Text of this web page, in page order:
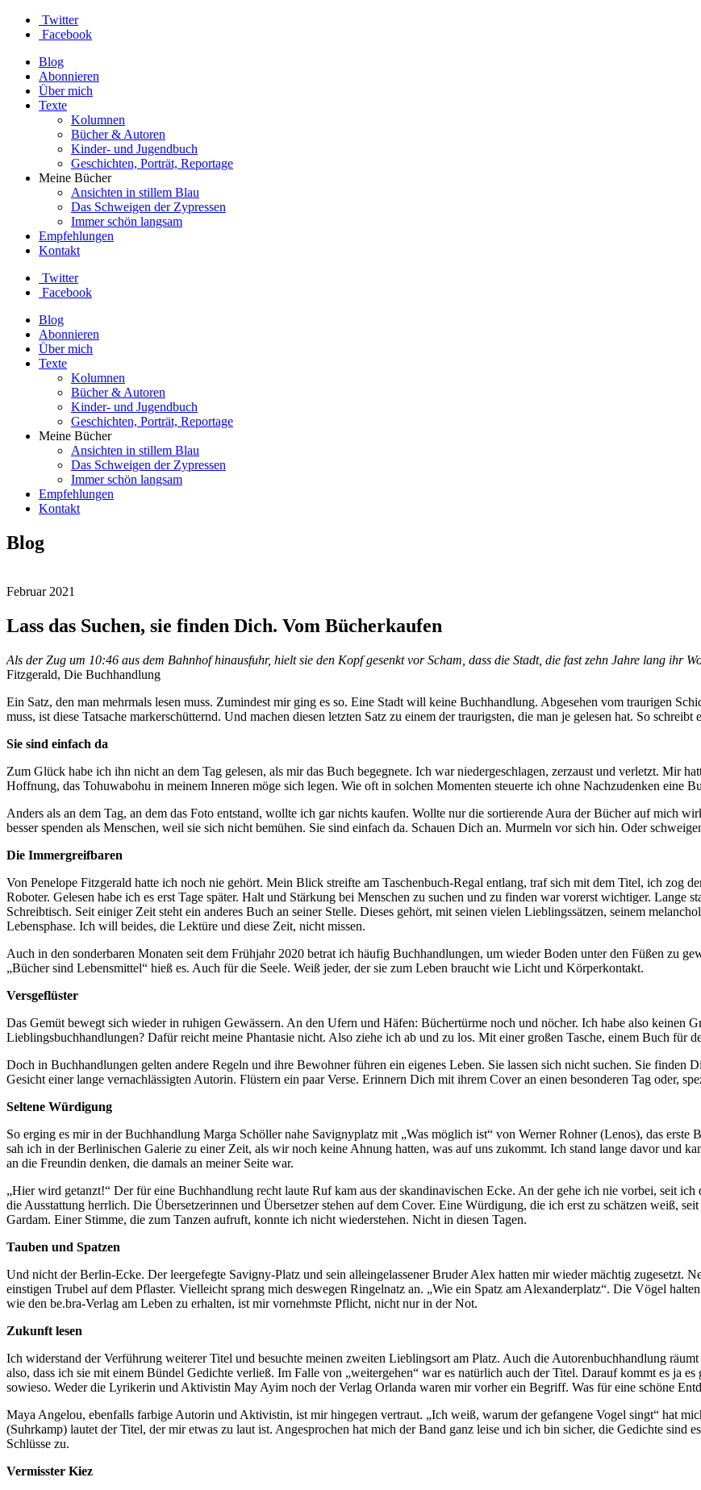
Twitter
Facebook
Blog
Abonnieren
Über mich
Texte
Kolumnen
Bücher & Autoren
Kinder- und Jugendbuch
Geschichten, Porträt, Reportage
Meine Bücher
Ansichten in stillem Blau
Das Schweigen der Zypressen
Immer schön langsam
Empfehlungen
Kontakt
Twitter
Facebook
Blog
Abonnieren
Über mich
Texte
Kolumnen
Bücher & Autoren
Kinder- und Jugendbuch
Geschichten, Porträt, Reportage
Meine Bücher
Ansichten in stillem Blau
Das Schweigen der Zypressen
Immer schön langsam
Empfehlungen
Kontakt
Blog
Februar 2021
Lass das Suchen, sie finden Dich. Vom Bücherkaufen
Als der Zug um 10:46 aus dem Bahnhof hinausfuhr, hielt sie den Kopf gesenkt vor Scham, dass die Stadt, die fast zehn Jahre lang ihr
Fitzgerald, Die Buchhandlung
Ein Satz, den man mehrmals lesen muss. Zumindest mir ging es so. Eine Stadt will keine Buchhandlung. Abgesehen vom traurigen
muss, ist diese Tatsache markerschütternd. Und machen diesen letzten Satz zu einem der traurigsten, die man je gelesen hat. So
Sie sind einfach da
Zum Glück habe ich ihn nicht an dem Tag gelesen, als mir das Buch begegnete. Ich war niedergeschlagen, zerzaust und verletzt. Mir
Hoffnung, das Tohuwabohu in meinem Inneren möge sich legen. Wie oft in solchen Momenten steuerte ich ohne Nachzudenken eine
Anders als an dem Tag, an dem das Foto entstand, wollte ich gar nichts kaufen. Wollte nur die sortierende Aura der Bücher auf mich
besser spenden als Menschen, weil sie sich nicht bemühen. Sie sind einfach da. Schauen Dich an. Murmeln vor sich hin. Oder
Die Immergreifbaren
Von Penelope Fitzgerald hatte ich noch nie gehört. Mein Blick streifte am Taschenbuch-Regal entlang, traf sich mit dem Titel, ich zog
Roboter. Gelesen habe ich es erst Tage später. Halt und Stärkung bei Menschen zu suchen und zu finden war vorerst wichtiger. Lange
Schreibtisch. Seit einiger Zeit steht ein anderes Buch an seiner Stelle. Dieses gehört, mit seinen vielen Lieblingssätzen, seinem
Lebensphase. Ich will beides, die Lektüre und diese Zeit, nicht missen.
Auch in den sonderbaren Monaten seit dem Frühjahr 2020 betrat ich häufig Buchhandlungen, um wieder Boden unter den Füßen zu
„Bücher sind Lebensmittel“ hieß es. Auch für die Seele. Weiß jeder, der sie zum Leben braucht wie Licht und Körperkontakt.
Versgeflüster
Das Gemüt bewegt sich wieder in ruhigen Gewässern. An den Ufern und Häfen: Büchertürme noch und nöcher. Ich habe also keinen
Lieblingsbuchhandlungen? Dafür reicht meine Phantasie nicht. Also ziehe ich ab und zu los. Mit einer großen Tasche, einem Buch für
Doch in Buchhandlungen gelten andere Regeln und ihre Bewohner führen ein eigenes Leben. Sie lassen sich nicht suchen. Sie
Gesicht einer lange vernachlässigten Autorin. Flüstern ein paar Verse. Erinnern Dich mit ihrem Cover an einen besonderen Tag oder,
Seltene Würdigung
So erging es mir in der Buchhandlung Marga Schöller nahe Savignyplatz mit „Was möglich ist“ von Werner Rohner (Lenos), das
sah ich in der Berlinischen Galerie zu einer Zeit, als wir noch keine Ahnung hatten, was auf uns zukommt. Ich stand lange davor und
an die Freundin denken, die damals an meiner Seite war.
„Hier wird getanzt!“ Der für eine Buchhandlung recht laute Ruf kam aus der skandinavischen Ecke. An der gehe ich nie vorbei, seit
die Ausstattung herrlich. Die Übersetzerinnen und Übersetzer stehen auf dem Cover. Eine Würdigung, die ich erst zu schätzen weiß, seit
Gardam. Einer Stimme, die zum Tanzen aufruft, konnte ich nicht wiederstehen. Nicht in diesen Tagen.
Tauben und Spatzen
Und nicht der Berlin-Ecke. Der leergefegte Savigny-Platz und sein alleingelassener Bruder Alex hatten mir wieder mächtig zugesetzt.
einstigen Trubel auf dem Pflaster. Vielleicht sprang mich deswegen Ringelnatz an. „Wie ein Spatz am Alexanderplatz“. Die Vögel
wie den be.bra-Verlag am Leben zu erhalten, ist mir vornehmste Pflicht, nicht nur in der Not.
Zukunft lesen
Ich widerstand der Verführung weiterer Titel und besuchte meinen zweiten Lieblingsort am Platz. Auch die Autorenbuchhandlung
also, dass ich sie mit einem Bündel Gedichte verließ. Im Falle von „weitergehen“ war es natürlich auch der Titel. Darauf kommt es ja
sowieso. Weder die Lyrikerin und Aktivistin May Ayim noch der Verlag Orlanda waren mir vorher ein Begriff. Was für eine schöne
Maya Angelou, ebenfalls farbige Autorin und Aktivistin, ist mir hingegen vertraut. „Ich weiß, warum der gefangene Vogel singt“ hat
(Suhrkamp) lautet der Titel, der mir etwas zu laut ist. Angesprochen hat mich der Band ganz leise und ich bin sicher, die Gedichte sind
Schlüsse zu.
Vermisster Kiez